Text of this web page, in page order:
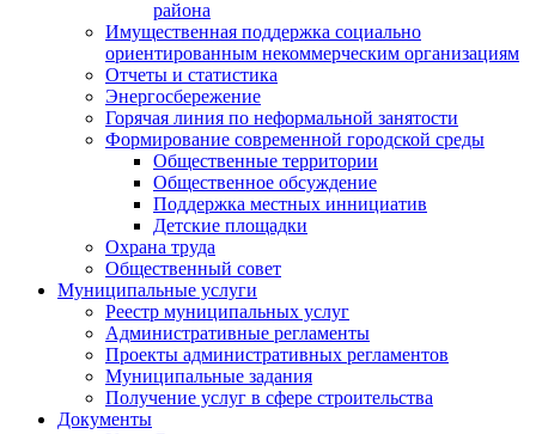
района
Имущественная поддержка социально
ориентированным некоммерческим организациям
Отчеты и статистика
Энергосбережение
Горячая линия по неформальной занятости
Формирование современной городской среды
Общественные территории
Общественное обсуждение
Поддержка местных иннициатив
Детские площадки
Охрана труда
Общественный совет
Муниципальные услуги
Реестр муниципальных услуг
Административные регламенты
Проекты административных регламентов
Муниципальные задания
Получение услуг в сфере строительства
Документы